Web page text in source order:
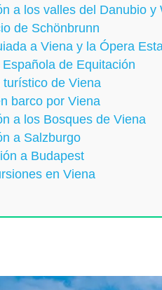
a los valles del Danubio y
de Schönbrunn
a Viena y la Ópera
de Equitación
turístico de Viena
barco por Viena
a los Bosques de Viena
a Salzburgo
a Budapest
en Viena